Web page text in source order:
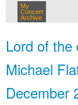
My
Concert
Archive
Lord of the
Michael
December